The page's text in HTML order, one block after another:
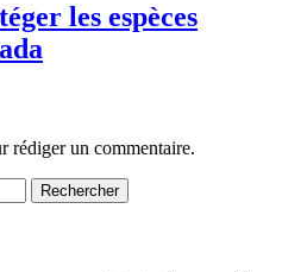
les espèces
rédiger un commentaire.